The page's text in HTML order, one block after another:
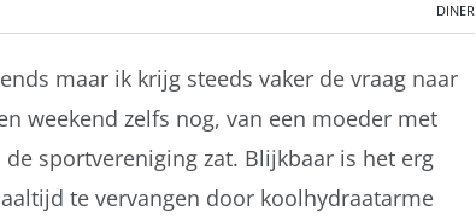
DINER
maar ik krijg steeds vaker de vraag naar
weekend zelfs nog, van een moeder met
sportvereniging zat. Blijkbaar is het erg
te vervangen door koolhydraatarme